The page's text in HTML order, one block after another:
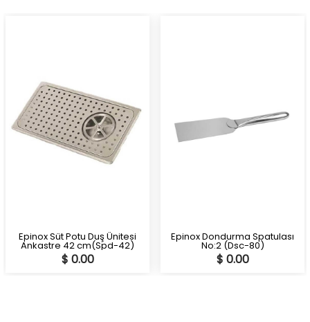
Epinox Süt Potu Duş Ünitesi
Ankastre 42 cm(Spd-42)
$ 0.00
Epinox Dondurma Spatulası
No:2 (Dsc-80)
$ 0.00